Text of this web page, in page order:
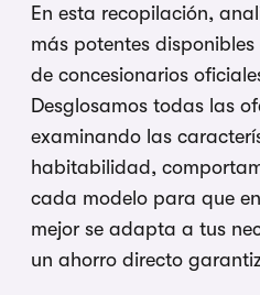
En esta recopilación,
más potentes
de concesionarios
Desglosamos todas las
examinando las
habitabilidad,
cada modelo para que
mejor se adapta a tus
un ahorro directo